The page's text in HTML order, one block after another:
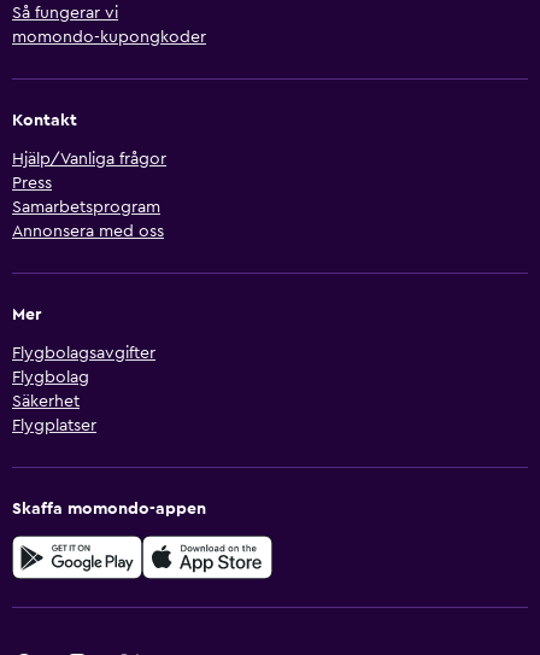
Så fungerar vi
momondo-kupongkoder
Kontakt
Hjälp/Vanliga frågor
Press
Samarbetsprogram
Annonsera med oss
Mer
Flygbolagsavgifter
Flygbolag
Säkerhet
Flygplatser
Skaffa momondo-appen